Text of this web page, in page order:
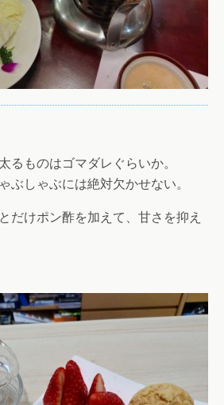
るものはゴマダレぐらいか。
ぶしゃぶには絶対欠かせない。
だけポン酢を加えて、甘さを抑え